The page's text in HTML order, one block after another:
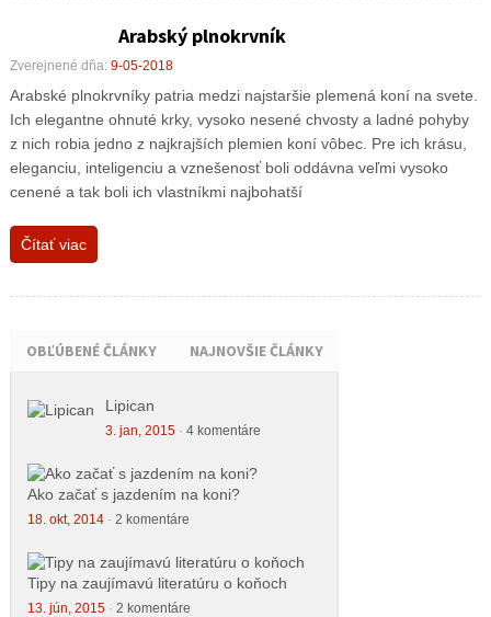
Arabský plnokrvník
Zverejnené dňa: 9-05-2018
Arabské plnokrvníky patria medzi najstaršie plemená koní na svete.
Ich elegantne ohnuté krky, vysoko nesené chvosty a ladné pohyby
z nich robia jedno z najkrajších plemien koní vôbec. Pre ich krásu,
eleganciu, inteligenciu a vznešenosť boli oddávna veľmi vysoko
cenené a tak boli ich vlastníkmi najbohatší
Čítať viac
OBĽÚBENÉ ČLÁNKY NAJNOVŠIE ČLÁNKY
Lipican
3. jan, 2015· 4 komentáre
Ako začať s jazdením na koni?
18. okt, 2014· 2 komentáre
Tipy na zaujímavú literatúru o koňoch
13. jún, 2015· 2 komentáre